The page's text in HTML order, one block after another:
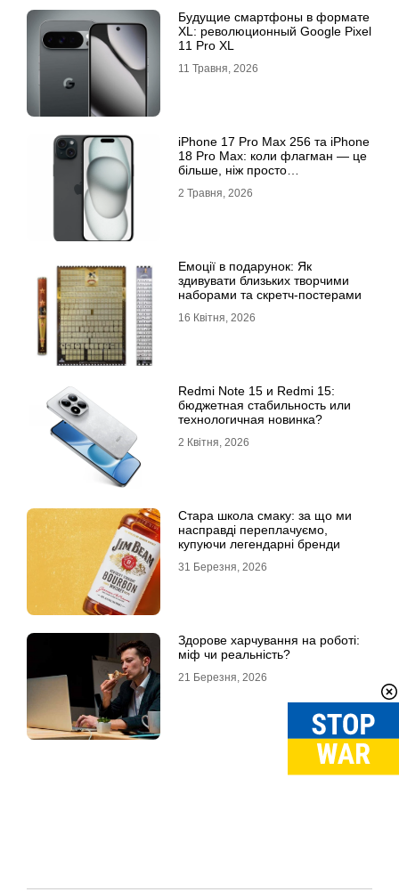
Будущие смартфоны в формате
XL: революционный Google Pixel
11 Pro XL
11 Травня, 2026
iРhone 17 Рro Мax 256 та iРhone
18 Рro Мax: коли флагман — це
більше, ніж просто
2 Травня, 2026
Емоції в подарунок: Як
здивувати близьких творчими
наборами та скретч-постерами
16 Квітня, 2026
Redmi Note 15 и Redmi 15:
бюджетная стабильность или
технологичная новинка?
2 Квітня, 2026
Стара школа смаку: за що ми
насправді переплачуємо,
купуючи легендарні бренди
31 Березня, 2026
Здорове харчування на роботі:
міф чи реальність?
21 Березня, 2026